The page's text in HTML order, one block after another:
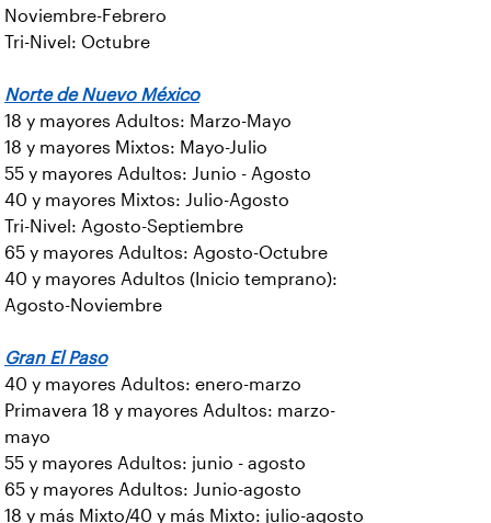
Noviembre-Febrero
Tri-Nivel: Octubre
Norte de Nuevo México
18 y mayores Adultos: Marzo-Mayo
18 y mayores Mixtos: Mayo-Julio
55 y mayores Adultos: Junio - Agosto
40 y mayores Mixtos: Julio-Agosto
Tri-Nivel: Agosto-Septiembre
65 y mayores Adultos: Agosto-Octubre
40 y mayores Adultos (Inicio temprano):
Agosto-Noviembre
Gran El Paso
40 y mayores Adultos: enero-marzo
Primavera 18 y mayores Adultos: marzo-
mayo
55 y mayores Adultos: junio - agosto
65 y mayores Adultos: Junio-agosto
18 y más Mixto/40 y más Mixto: julio-agosto